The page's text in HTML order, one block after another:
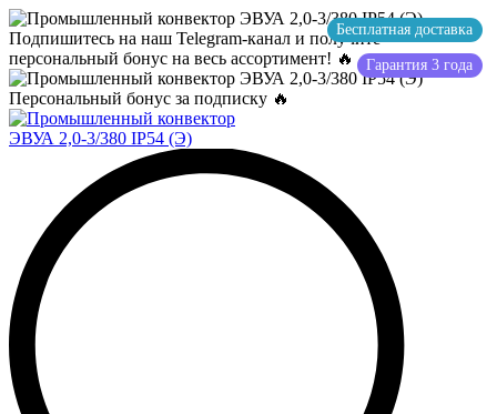
Подпишитесь на наш Telegram-канал и получите
персональный бонус на весь ассортимент! 🔥
Персональный бонус за подписку 🔥
Бесплатная доставка
Гарантия 3 года